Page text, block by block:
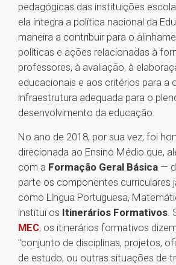
pedagógicas das instituições
ela integra a política nacional da
maneira a contribuir para o
políticas e ações relacionadas à
professores, à avaliação, à
educacionais e aos critérios para a
infraestrutura adequada para o
desenvolvimento da educação.
No ano de 2018, por sua vez, foi
direcionada ao Ensino Médio que,
com a Formação Geral Básica —
parte os componentes curriculares
como Língua Portuguesa,
institui os Itinerários Formativos.
MEC, os itinerários formativos
"conjunto de disciplinas, projetos,
de estudo, ou outras situações de